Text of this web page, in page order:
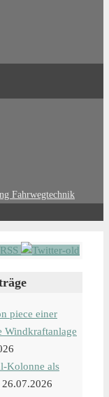
Fahrwegtechnik
piece einer
Windkraftanlage
Kolonne als
26.07.2026